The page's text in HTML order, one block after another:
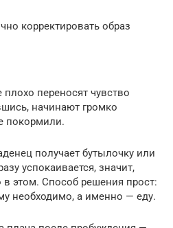
корректировать образ
переносят чувство
начинают громко
покормили.
получает бутылочку или
успокаивается, значит,
в этом. Способ решения прост:
необходимо, а именно — еду.